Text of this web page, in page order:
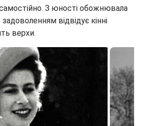
З юності обожнювала
задоволенням відвідує кінні
верхи.